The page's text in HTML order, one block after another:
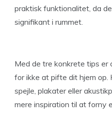
praktisk funktionalitet, da
signifikant i rummet.
Med de tre konkrete tips er
for ikke at pifte dit hjem op.
spejle, plakater eller
mere inspiration til at forny